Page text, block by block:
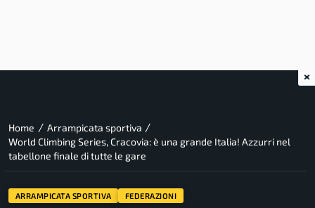
Home / Arrampicata sportiva /
World Climbing Series, Cracovia: è una grande Italia! Azzurri nel
tabellone finale di tutte le gare
ARRAMPICATA SPORTIVA FEDERAZIONI
×